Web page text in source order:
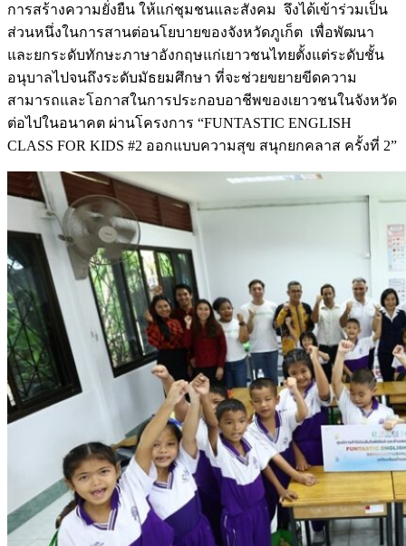
การสร้างความยั่งยืน ให้แก่ชุมชนและสังคม จึงได้เข้าร่วมเป็น
ส่วนหนึ่งในการสานต่อนโยบายของจังหวัดภูเก็ต เพื่อพัฒนา
และยกระดับทักษะภาษาอังกฤษแก่เยาวชนไทยตั้งแต่ระดับชั้น
อนุบาลไปจนถึงระดับมัธยมศึกษา ที่จะช่วยขยายขีดความ
สามารถและโอกาสในการประกอบอาชีพของเยาวชนในจังหวัด
ต่อไปในอนาคต ผ่านโครงการ “FUNTASTIC ENGLISH
CLASS FOR KIDS #2 ออกแบบความสุข สนุกยกคลาส ครั้งที่ 2”